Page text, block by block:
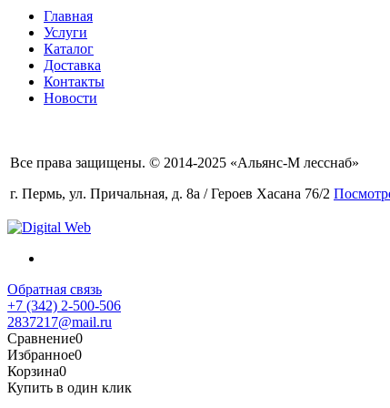
Главная
Услуги
Каталог
Доставка
Контакты
Новости
Все права защищены. © 2014-2025 «Альянс-М лесснаб»
г. Пермь, ул. Причальная, д. 8а / Героев Хасана 76/2
Обратная связь
+7 (342) 2-500-506
2837217@mail.ru
Сравнение0
Избранное0
Корзина0
Купить в один клик